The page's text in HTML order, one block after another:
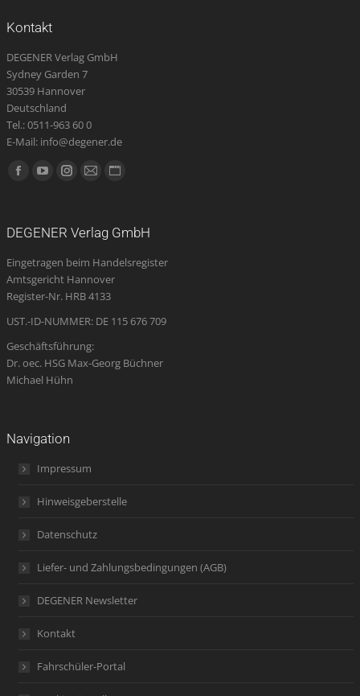
Kontakt
DEGENER Verlag GmbH
Sydney Garden 7
30539 Hannover
Deutschland
Tel.: 0511-963 60 0
E-Mail: info@degener.de
Finden Sie uns auf:
Facebook
new
window
YouTube
new
window
Instagram
new
window
E-
opens
in
new
Website
new
DEGENER Verlag GmbH
Eingetragen beim Handelsregister
Amtsgericht Hannover
Register-Nr. HRB 4133
UST.-ID-NUMMER: DE 115 676 709
Geschäftsführung:
Dr. oec. HSG Max-Georg Büchner
Michael Hühn
Navigation
Impressum
Hinweisgeberstelle
Datenschutz
Liefer- und Zahlungsbedingungen (AGB)
DEGENER Newsletter
Kontakt
Fahrschüler-Portal